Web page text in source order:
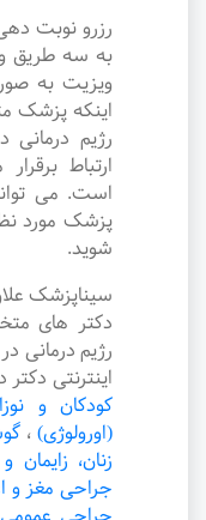
رزرو نوبت
به سه طریق
ویزیت به
اینکه
رژیم
ارتباط
است. می
پزشک مورد
شوید.
سیناپزشک
دکتر های
رژیم درمانی
اینترنتی
کودکان و
(اورولوژی) ،
زنان، زایمان
جراحی مغز و